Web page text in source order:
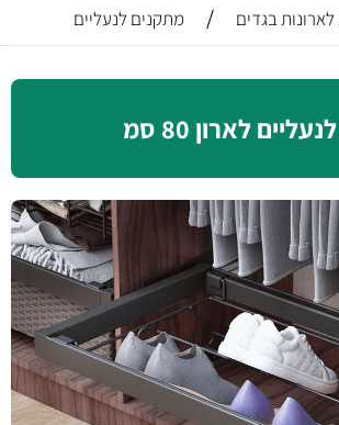
בגדים / מתקנים לנעליים
לארון 80 סמ